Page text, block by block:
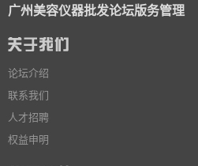
广州美容仪器批发论坛版务管理
论坛介绍
联系我们
人才招聘
权益申明